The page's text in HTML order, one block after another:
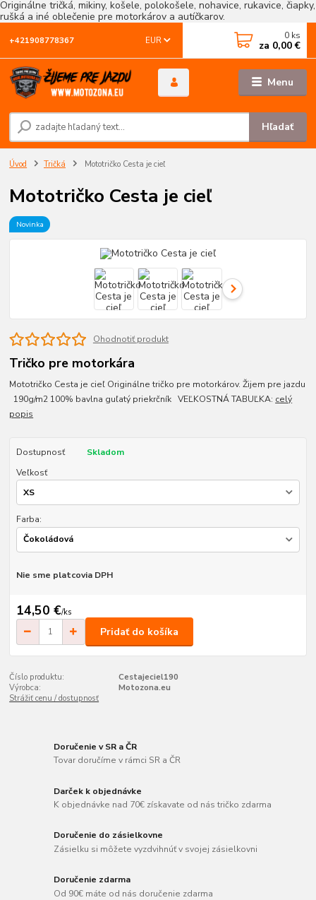
Originálne tričká, mikiny, košele, polokošele, nohavice, rukavice, čiapky,
rušká a iné oblečenie pre motorkárov a autíčkarov.
Menu
EUR
Hľadať
+421908778367 0 ks
za 0,00 €
Úvod Tričká Mototričko Cesta je cieľ
Mototričko Cesta je cieľ
Novinka
Ohodnotiť produkt
Tričko pre motorkára
Mototričko Cesta je cieľ Originálne tričko pre motorkárov. Žijem pre jazdu
190g/m2 100% bavlna guľatý priekrčník VEĽKOSTNÁ TABUĽKA: celý
popis
Dostupnosť
Skladom
Veľkosť
Farba:
Nie sme platcovia DPH
14,50 €/ks
Pridať do košíka
Číslo produktu:
Cestajeciel190
Výrobca:
Motozona.eu
Strážiť cenu / dostupnosť
Doručenie v SR a ČR
Tovar doručíme v rámci SR a ČR
Darček k objednávke
K objednávke nad 70€ získavate od nás tričko zdarma
Doručenie do zásielkovne
Zásielku si môžete vyzdvihnúť v svojej zásielkovni
Doručenie zdarma
Od 90€ máte od nás doručenie zdarma